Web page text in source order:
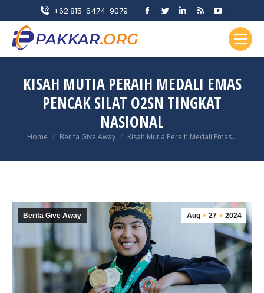
+62 815-6474-9079
Facebook
in
window
Twitter
in
window
Linkedin
in
window
Rss
opens
in
window
YouTube
page
opens
in
window
KISAH MUTIA PERAIH MEDALI EMAS
PENCAK SILAT O2SN TINGKAT
NASIONAL
You are here:
Home Berita Give Away Kisah Mutia Peraih Medali Emas…
Aug 27 2024
Berita Give Away